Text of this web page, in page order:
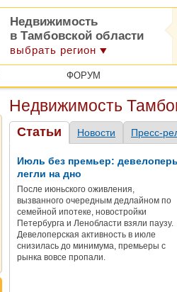
Недвижимость
в Тамбовской области
выбрать регион
ФОРУМ
Недвижимость
Статьи Новости Пресс-
Июль без премьер:
легли на дно
После июньского оживления,
вызванного очередным дедлайном по
семейной ипотеке, новостройки
Петербурга и Ленобласти взяли паузу.
Девелоперская активность в июле
снизилась до минимума, премьеры с
рынка вовсе пропали.